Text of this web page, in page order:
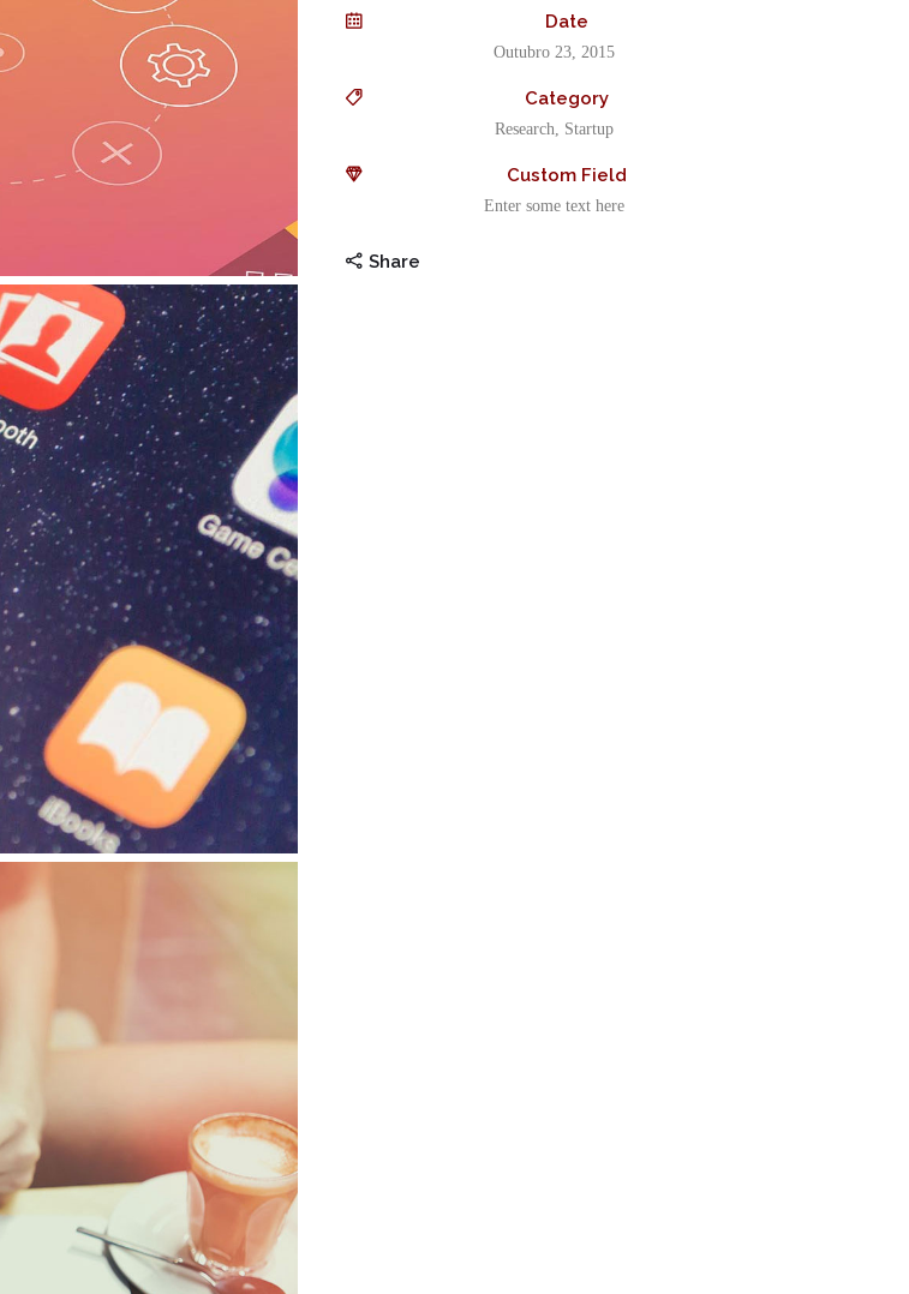
Date
Outubro 23, 2015
Category
Research, Startup
Custom Field
Enter some text here
Share